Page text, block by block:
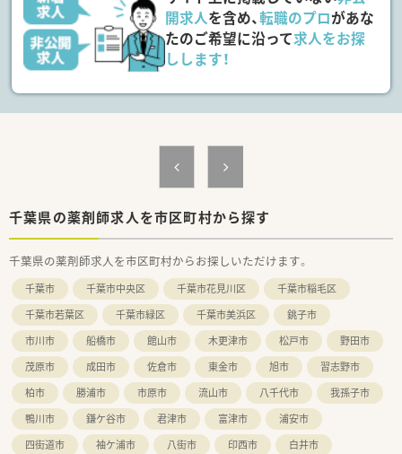
開求人を含め、転職のプロがあな
たのご希望に沿って求人をお探
しします！
千葉県の薬剤師求人を市区町村から探す
千葉県の薬剤師求人を市区町村からお探しいただけます。
千葉市 千葉市中央区 千葉市花見川区
千葉市稲毛区
千葉市若葉区
千葉市緑区 千葉市美浜区
銚子市
市川市
船橋市 館山市 木更津市 松戸市
野田市
茂原市
成田市 佐倉市 東金市 旭市
習志野市
柏市
勝浦市 市原市 流山市 八千代市
我孫子市
鴨川市
鎌ケ谷市 君津市 富津市
浦安市
四街道市
袖ケ浦市 八街市 印西市
白井市